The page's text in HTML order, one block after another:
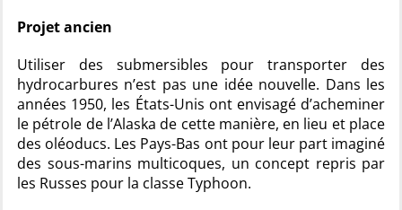
Projet ancien
Utiliser des submersibles pour transporter des
hydrocarbures n’est pas une idée nouvelle. Dans les
années 1950, les États-Unis ont envisagé d’acheminer
le pétrole de l’Alaska de cette manière, en lieu et place
des oléoducs. Les Pays-Bas ont pour leur part imaginé
des sous-marins multicoques, un concept repris par
les Russes pour la classe Typhoon.